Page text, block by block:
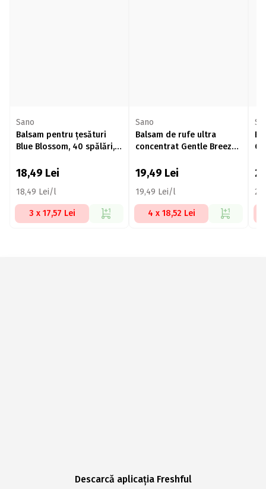
Sano
Balsam pentru țesături
Blue Blossom, 40 spălări,
18,49 Lei
18,49 Lei/l
3 x 17,57 Lei
Sano
Balsam de rufe ultra
concentrat Gentle Breeze,
19,49 Lei
19,49 Lei/l
4 x 18,52 Lei
Descarcă aplicația Freshful